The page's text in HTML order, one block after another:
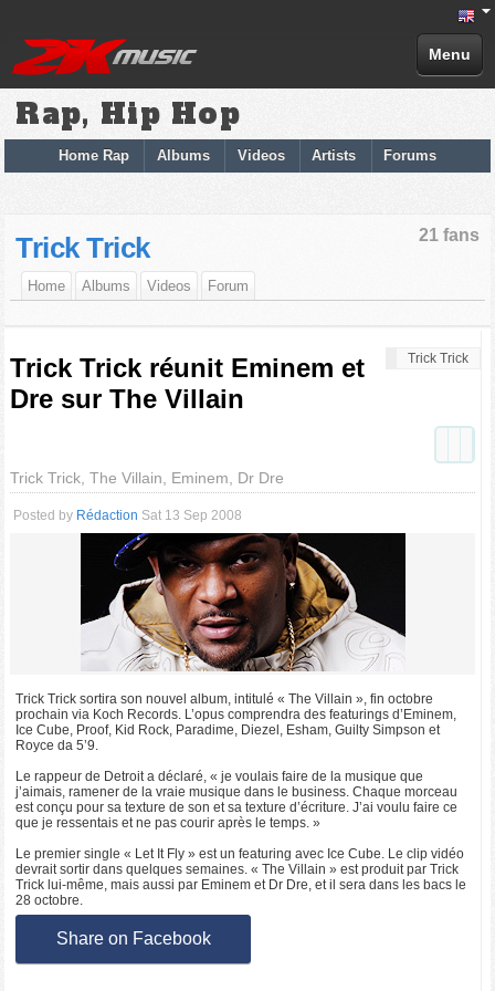
Menu
Rap, Hip Hop
Home Rap Albums Videos Artists Forums
21 fans
Trick Trick
Home Albums Videos Forum
Trick Trick
Trick Trick réunit Eminem et
Dre sur The Villain
Trick Trick, The Villain, Eminem, Dr Dre
Posted by Rédaction Sat 13 Sep 2008
Trick Trick sortira son nouvel album, intitulé « The Villain », fin octobre
prochain via Koch Records. L’opus comprendra des featurings d’Eminem,
Ice Cube, Proof, Kid Rock, Paradime, Diezel, Esham, Guilty Simpson et
Royce da 5’9.
Le rappeur de Detroit a déclaré, « je voulais faire de la musique que
j’aimais, ramener de la vraie musique dans le business. Chaque morceau
est conçu pour sa texture de son et sa texture d’écriture. J’ai voulu faire ce
que je ressentais et ne pas courir après le temps. »
Le premier single « Let It Fly » est un featuring avec Ice Cube. Le clip vidéo
devrait sortir dans quelques semaines. « The Villain » est produit par Trick
Trick lui-même, mais aussi par Eminem et Dr Dre, et il sera dans les bacs le
28 octobre.
Share on Facebook